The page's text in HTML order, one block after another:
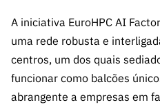
A iniciativa EuroHPC AI
uma rede robusta e
centros, um dos quais
funcionar como balcões
abrangente a empresas em